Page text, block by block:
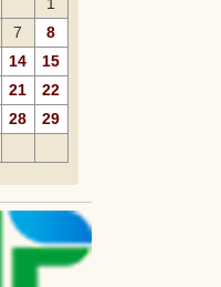
7
8
14
15
21
22
28
29